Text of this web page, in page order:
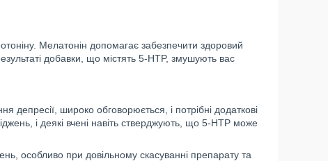
Мелатонін допомагає забезпечити здоровий
добавки, що містять 5-HTP, змушують вас
широко обговорюється, і потрібні додаткові
і деякі вчені навіть стверджують, що 5-HTP може
особливо при довільному скасуванні препарату та